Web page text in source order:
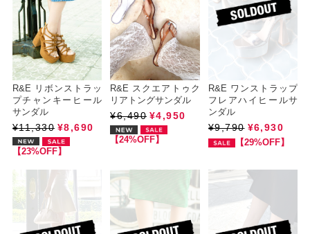
R&E リボンストラッ
プチャンキーヒール
サンダル
¥11,330 ¥8,690
【23%OFF】
R&E スクエアトゥク
リアトングサンダル
¥6,490 ¥4,950
【24%OFF】
R&E ワンストラップ
フレアハイヒールサ
ンダル
¥9,790 ¥6,930
【29%OFF】